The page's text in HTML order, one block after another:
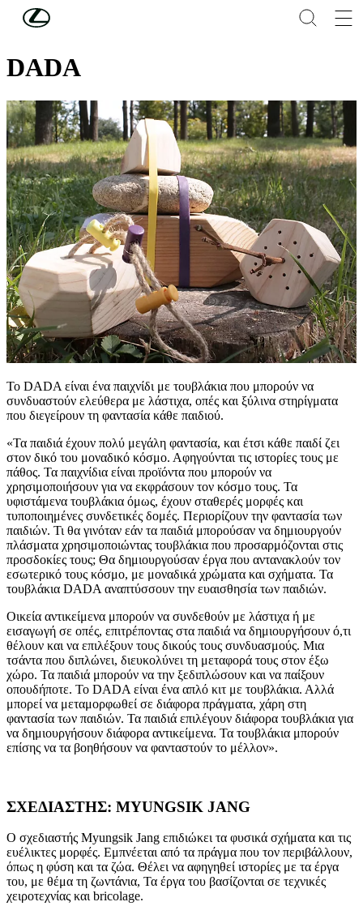
Συνέχεια στο κύριο περιεχόμενο
THE LOFT ΤΗΣ LEXUS
DADA
Το DADA είναι ένα παιχνίδι με τουβλάκια που μπορούν να
συνδυαστούν ελεύθερα με λάστιχα, οπές και ξύλινα στηρίγματα
που διεγείρουν τη φαντασία κάθε παιδιού.
«Τα παιδιά έχουν πολύ μεγάλη φαντασία, και έτσι κάθε παιδί ζει
στον δικό του μοναδικό κόσμο. Αφηγούνται τις ιστορίες τους με
πάθος. Τα παιχνίδια είναι προϊόντα που μπορούν να
χρησιμοποιήσουν για να εκφράσουν τον κόσμο τους. Τα
υφιστάμενα τουβλάκια όμως, έχουν σταθερές μορφές και
τυποποιημένες συνδετικές δομές. Περιορίζουν την φαντασία των
παιδιών. Τι θα γινόταν εάν τα παιδιά μπορούσαν να δημιουργούν
πλάσματα χρησιμοποιώντας τουβλάκια που προσαρμόζονται στις
προσδοκίες τους; Θα δημιουργούσαν έργα που αντανακλούν τον
εσωτερικό τους κόσμο, με μοναδικά χρώματα και σχήματα. Τα
τουβλάκια DADA αναπτύσσουν την ευαισθησία των παιδιών.
Οικεία αντικείμενα μπορούν να συνδεθούν με λάστιχα ή με
εισαγωγή σε οπές, επιτρέποντας στα παιδιά να δημιουργήσουν ό,τι
θέλουν και να επιλέξουν τους δικούς τους συνδυασμούς. Μια
τσάντα που διπλώνει, διευκολύνει τη μεταφορά τους στον έξω
χώρο. Τα παιδιά μπορούν να την ξεδιπλώσουν και να παίξουν
οπουδήποτε. Το DADA είναι ένα απλό κιτ με τουβλάκια. Αλλά
μπορεί να μεταμορφωθεί σε διάφορα πράγματα, χάρη στη
φαντασία των παιδιών. Τα παιδιά επιλέγουν διάφορα τουβλάκια για
να δημιουργήσουν διάφορα αντικείμενα. Τα τουβλάκια μπορούν
επίσης να τα βοηθήσουν να φανταστούν το μέλλον».
ΣΧΕΔΙΑΣΤΗΣ: MYUNGSIK JANG
Ο σχεδιαστής Myungsik Jang επιδιώκει τα φυσικά σχήματα και τις
ευέλικτες μορφές. Εμπνέεται από τα πράγμα που τον περιβάλλουν,
όπως η φύση και τα ζώα. Θέλει να αφηγηθεί ιστορίες με τα έργα
του, με θέμα τη ζωντάνια, Τα έργα του βασίζονται σε τεχνικές
χειροτεχνίας και bricolage.